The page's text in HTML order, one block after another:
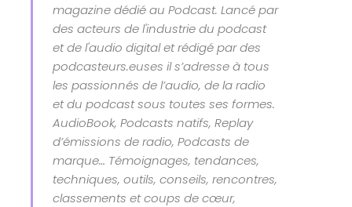
magazine dédié au Podcast. Lancé par
des acteurs de l'industrie du podcast
et de l'audio digital et rédigé par des
podcasteurs.euses il s’adresse à tous
les passionnés de l’audio, de la radio
et du podcast sous toutes ses formes.
AudioBook, Podcasts natifs, Replay
d’émissions de radio, Podcasts de
marque… Témoignages, tendances,
techniques, outils, conseils, rencontres,
classements et coups de cœur,